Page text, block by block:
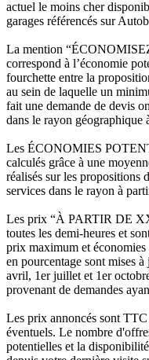
actuel le moins cher
garages référencés sur
La mention
correspond à l’économie
fourchette entre la
au sein de laquelle un
fait une demande de devis
dans le rayon géographique
Les ÉCONOMIES
calculés grâce à une
réalisés sur les propositions
services dans le rayon à
Les prix “À PARTIR DE
toutes les demi-heures et
prix maximum et économies
en pourcentage sont mises
avril, 1er juillet et 1er
provenant de demandes
Les prix annoncés sont
éventuels. Le nombre
potentielles et la